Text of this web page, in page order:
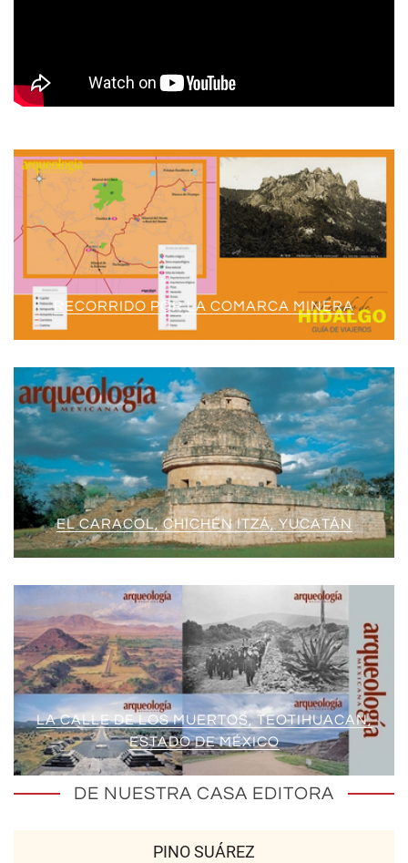
RECORRIDO POR LA COMARCA MINERA
EL CARACOL, CHICHÉN ITZÁ, YUCATÁN
LA CALLE DE LOS MUERTOS, TEOTIHUACAN,
ESTADO DE MÉXICO
DE NUESTRA CASA EDITORA
PINO SUÁREZ